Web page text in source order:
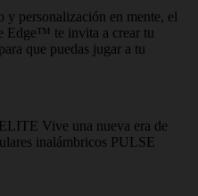
personalización en mente, el
Edge™ te invita a crear tu
que puedas jugar a tu
Vive una nueva era de
inalámbricos PULSE